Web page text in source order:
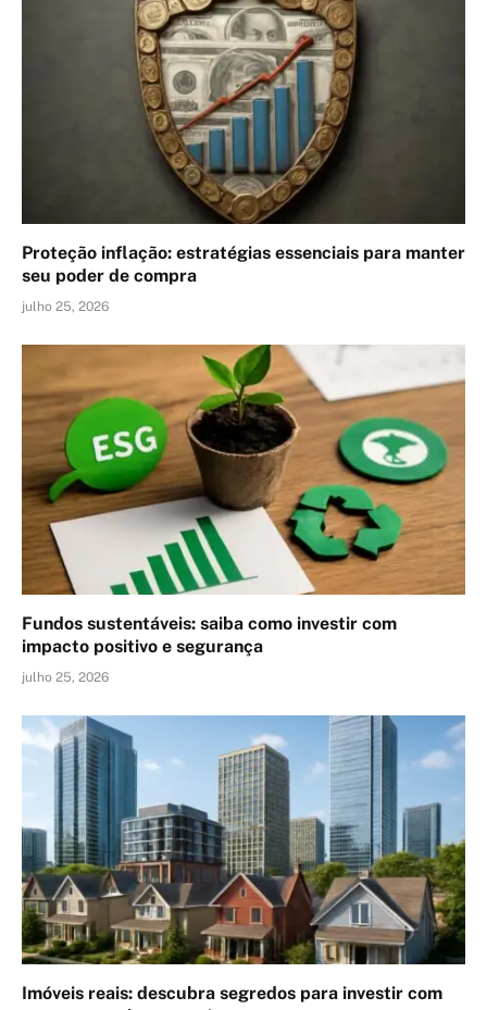
Proteção inflação: estratégias essenciais para manter
seu poder de compra
julho 25, 2026
Fundos sustentáveis: saiba como investir com
impacto positivo e segurança
julho 25, 2026
Imóveis reais: descubra segredos para investir com